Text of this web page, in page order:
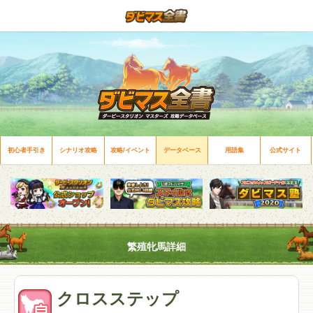
初心者手引き シナリオ攻略 攻略/イベント データベース 用語集 公式サイト
繁殖牝馬詳細
クロスステップ